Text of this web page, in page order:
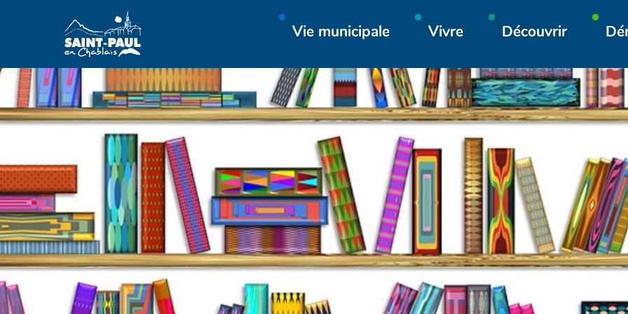
Vie municipale Vivre Découvrir